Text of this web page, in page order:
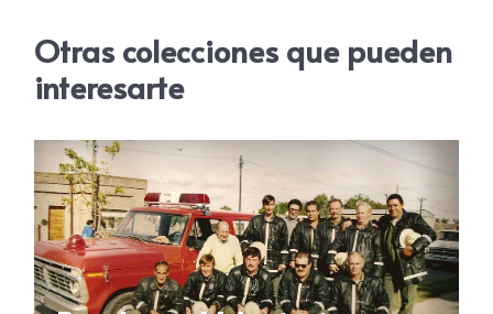
Otras colecciones que pueden
interesarte